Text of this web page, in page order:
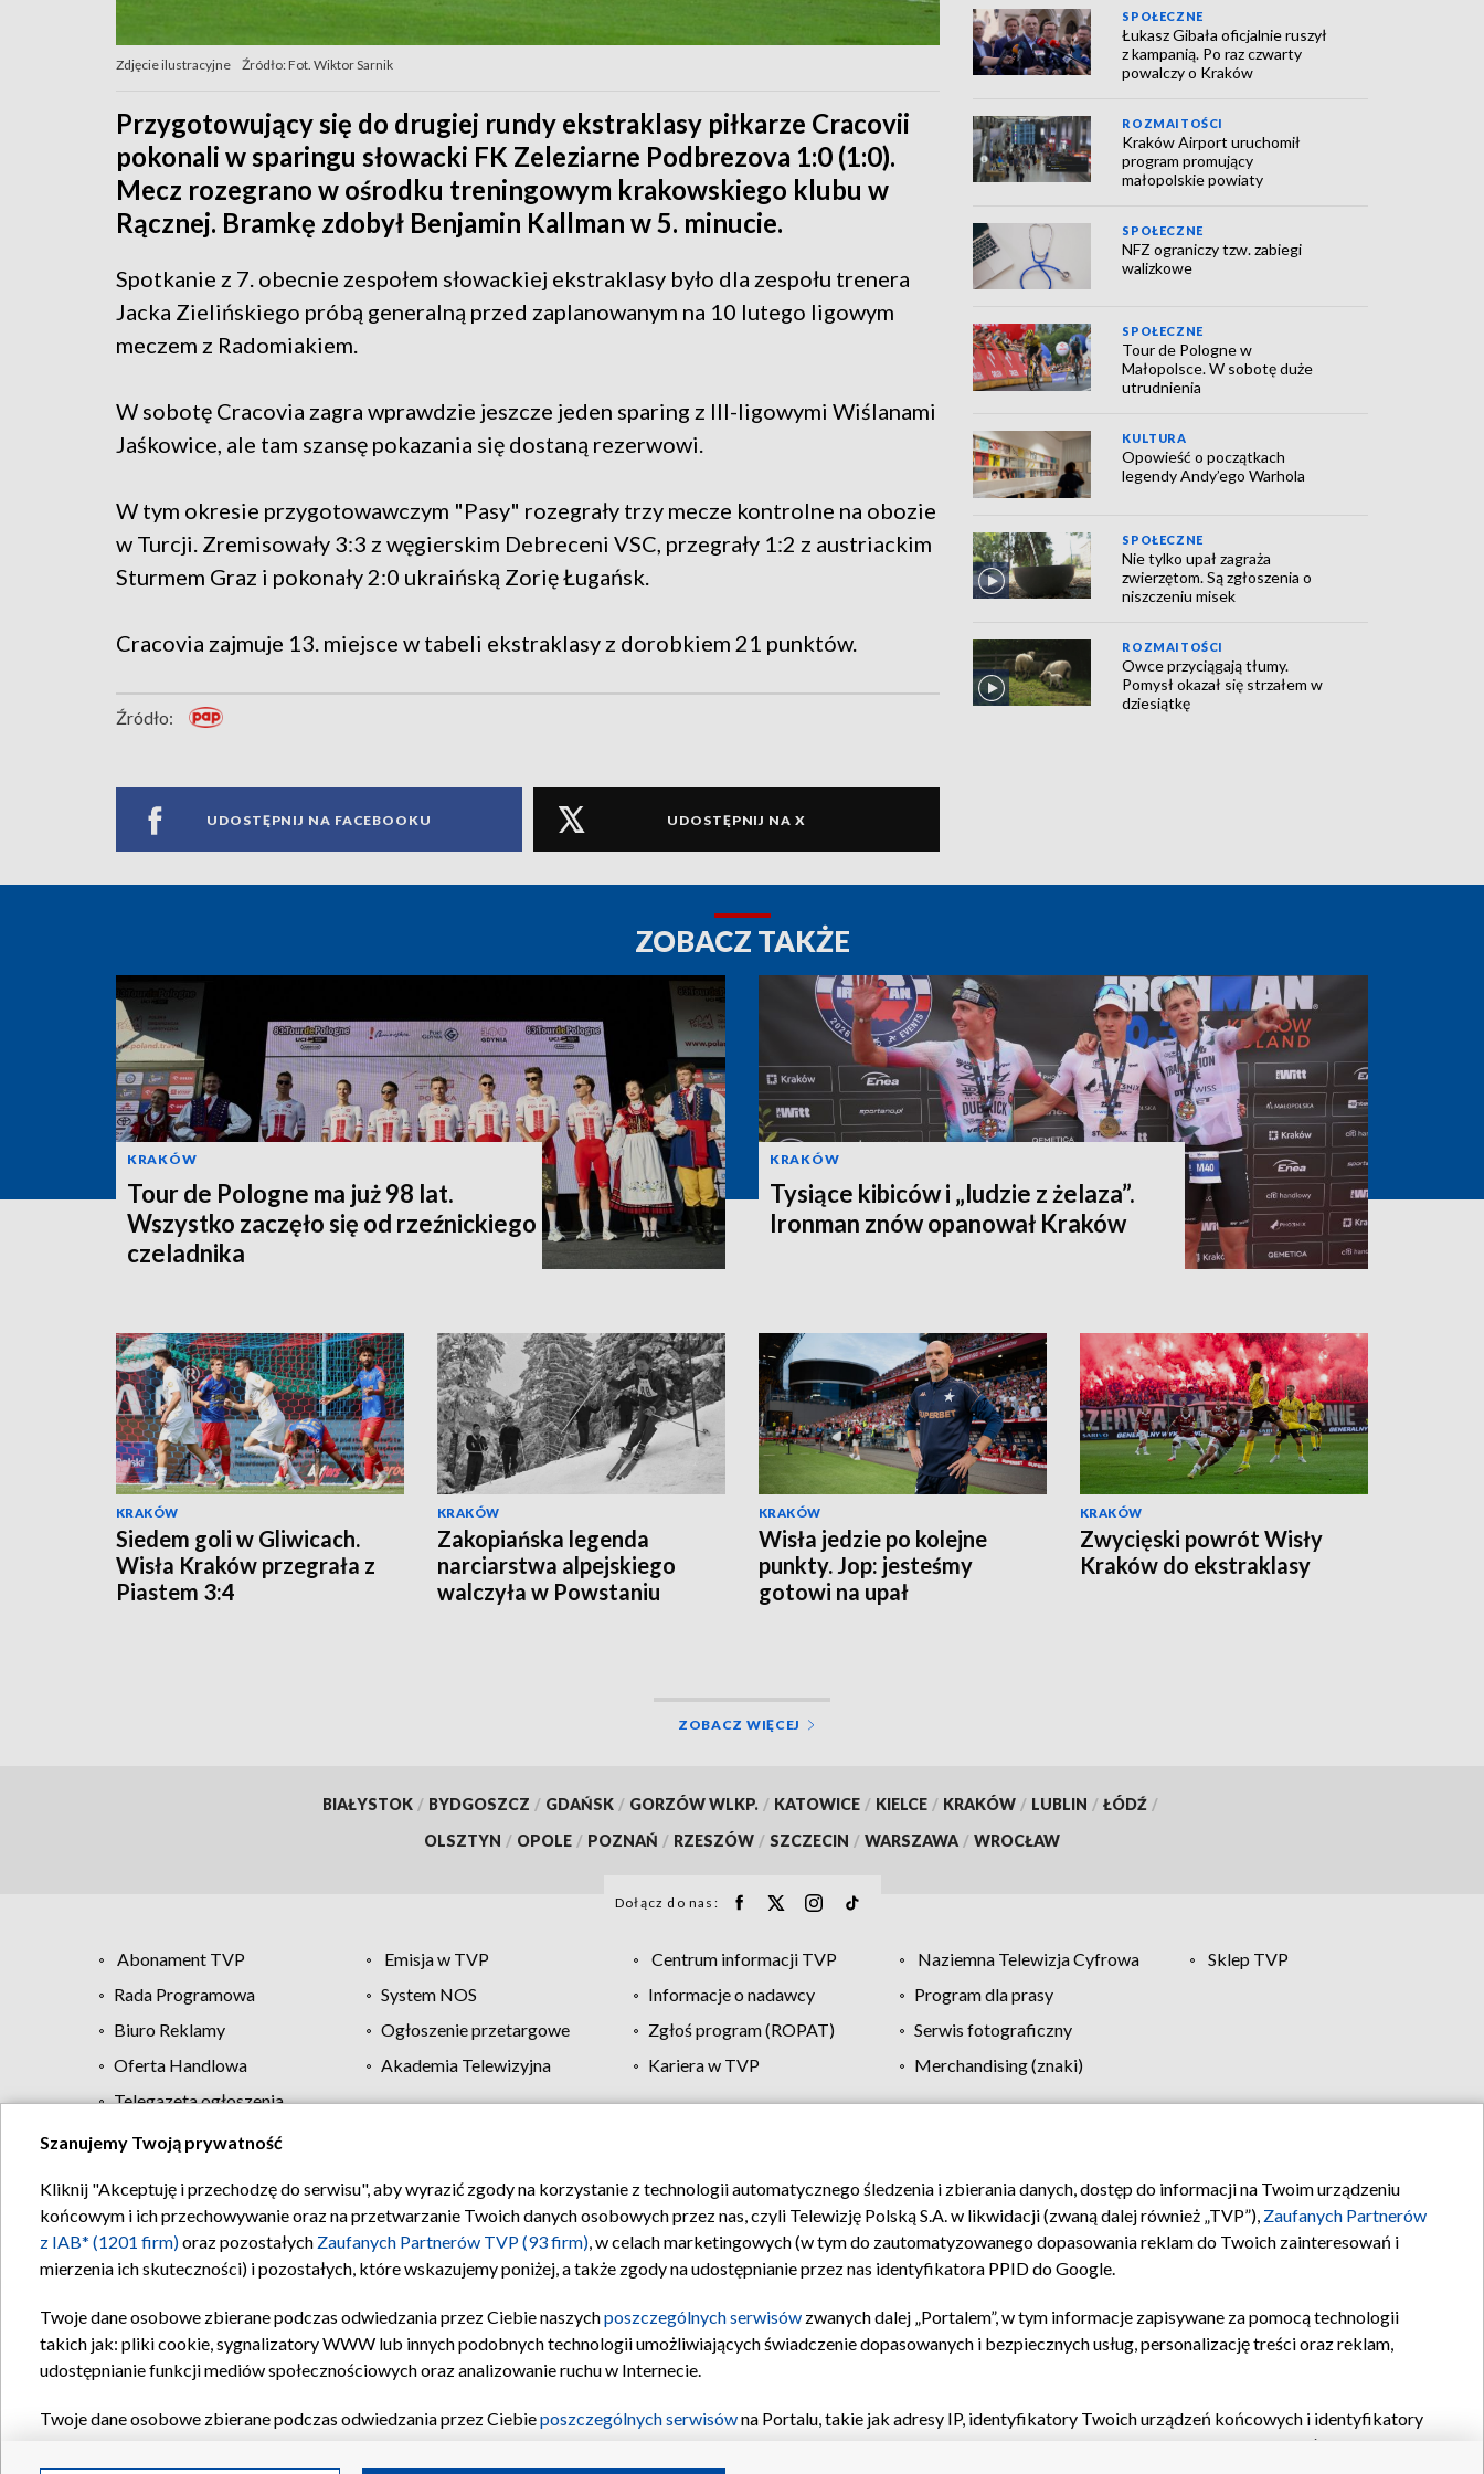
Zdjęcie ilustracyjne Źródło: Fot. Wiktor Sarnik
Przygotowujący się do drugiej rundy ekstraklasy piłkarze Cracovii
pokonali w sparingu słowacki FK Zeleziarne Podbrezova 1:0 (1:0).
Mecz rozegrano w ośrodku treningowym krakowskiego klubu w
Rącznej. Bramkę zdobył Benjamin Kallman w 5. minucie.
Spotkanie z 7. obecnie zespołem słowackiej ekstraklasy było dla zespołu trenera
Jacka Zielińskiego próbą generalną przed zaplanowanym na 10 lutego ligowym
meczem z Radomiakiem.
W sobotę Cracovia zagra wprawdzie jeszcze jeden sparing z III-ligowymi Wiślanami
Jaśkowice, ale tam szansę pokazania się dostaną rezerwowi.
W tym okresie przygotowawczym "Pasy" rozegrały trzy mecze kontrolne na obozie
w Turcji. Zremisowały 3:3 z węgierskim Debreceni VSC, przegrały 1:2 z austriackim
Sturmem Graz i pokonały 2:0 ukraińską Zorię Ługańsk.
Cracovia zajmuje 13. miejsce w tabeli ekstraklasy z dorobkiem 21 punktów.
Źródło:
UDOSTĘPNIJ NA FACEBOOKU UDOSTĘPNIJ NA X
SPOŁECZNE
Łukasz Gibała oficjalnie ruszył
z kampanią. Po raz czwarty
powalczy o Kraków
ROZMAITOŚCI
Kraków Airport uruchomił
program promujący
małopolskie powiaty
SPOŁECZNE
NFZ ograniczy tzw. zabiegi
walizkowe
SPOŁECZNE
Tour de Pologne w
Małopolsce. W sobotę duże
utrudnienia
KULTURA
Opowieść o początkach
legendy Andy’ego Warhola
SPOŁECZNE
Nie tylko upał zagraża
zwierzętom. Są zgłoszenia o
niszczeniu misek
ROZMAITOŚCI
Owce przyciągają tłumy.
Pomysł okazał się strzałem w
dziesiątkę
ZOBACZ TAKŻE
KRAKÓW
Tour de Pologne ma już 98 lat.
Wszystko zaczęło się od rzeźnickiego
czeladnika
KRAKÓW
Tysiące kibiców i „ludzie z żelaza”.
Ironman znów opanował Kraków
KRAKÓW
Siedem goli w Gliwicach.
Wisła Kraków przegrała z
Piastem 3:4
KRAKÓW
Zakopiańska legenda
narciarstwa alpejskiego
walczyła w Powstaniu
KRAKÓW
Wisła jedzie po kolejne
punkty. Jop: jesteśmy
gotowi na upał
KRAKÓW
Zwycięski powrót Wisły
Kraków do ekstraklasy
ZOBACZ WIĘCEJ
BIAŁYSTOK / BYDGOSZCZ / GDAŃSK / GORZÓW WLKP. / KATOWICE / KIELCE / KRAKÓW / LUBLIN / ŁÓDŹ /
OLSZTYN / OPOLE / POZNAŃ / RZESZÓW / SZCZECIN / WARSZAWA / WROCŁAW
Dołącz do nas:
Abonament TVP Emisja w TVP Centrum informacji TVP Naziemna Telewizja Cyfrowa
Sklep TVP
Rada Programowa
System NOS Informacje o nadawcy
Program dla prasy
Biuro Reklamy
Ogłoszenie przetargowe Zgłoś program (ROPAT)
Serwis fotograficzny
Oferta Handlowa
Akademia Telewizyjna Kariera w TVP
Merchandising (znaki)
Telegazeta ogłoszenia
Regulamin TVP Polityka prywatności Moje zgody Pomoc Biuro reklamy Kontakt
Szanujemy Twoją prywatność
Kliknij "Akceptuję i przechodzę do serwisu", aby wyrazić zgody na korzystanie z technologii automatycznego śledzenia i zbierania danych, dostęp do informacji na Twoim urządzeniu
końcowym i ich przechowywanie oraz na przetwarzanie Twoich danych osobowych przez nas, czyli Telewizję Polską S.A. w likwidacji (zwaną dalej również „TVP”), Zaufanych Partnerów
z IAB* (1201 firm)oraz pozostałych Zaufanych Partnerów TVP (93 firm), w celach marketingowych (w tym do zautomatyzowanego dopasowania reklam do Twoich zainteresowań i
mierzenia ich skuteczności) i pozostałych, które wskazujemy poniżej, a także zgody na udostępnianie przez nas identyfikatora PPID do Google.
Twoje dane osobowe zbierane podczas odwiedzania przez Ciebie naszychposzczególnych serwisów zwanych dalej „Portalem”, w tym informacje zapisywane za pomocą technologii
takich jak: pliki cookie, sygnalizatory WWW lub innych podobnych technologii umożliwiających świadczenie dopasowanych i bezpiecznych usług, personalizację treści oraz reklam,
udostępnianie funkcji mediów społecznościowych oraz analizowanie ruchu w Internecie.
Twoje dane osobowe zbierane podczas odwiedzania przez Ciebieposzczególnych serwisówna Portalu, takie jak adresy IP, identyfikatory Twoich urządzeń końcowych i identyfikatory
oraz pozostałych